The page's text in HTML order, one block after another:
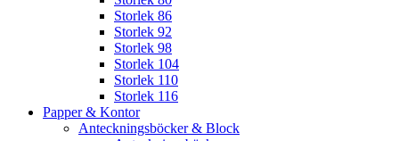
Storlek 86
Storlek 92
Storlek 98
Storlek 104
Storlek 110
Storlek 116
Papper & Kontor
Anteckningsböcker & Block